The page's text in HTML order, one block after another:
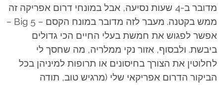
מדובר ב-4 שעות נסיעה, אבל במונחי דרום אפריקה זה
ממש בקטנה. מעבר לזה מדובר במונח הקסם – Big 5 –
אפשר לפגוש את חמשת בעלי החיים הכי גדולים
ביבשת. ולבסוף, אזור נקי ממלריה, מה שחסך לי
לחלוטין את הצורך בחיסונים או תרופות למיניהן בכל
הביקור הדרום אפריקאי שלי (מרגיש טוב, תודה